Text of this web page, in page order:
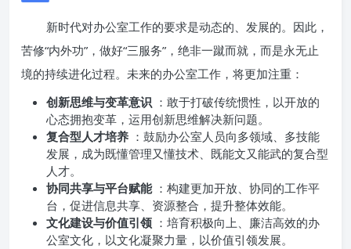
新时代对办公室工作的要求是动态的、发展的。因此，
苦修“内外功”，做好“三服务”，绝非一蹴而就，而是永无止
境的持续进化过程。未来的办公室工作，将更加注重：
创新思维与变革意识 ：敢于打破传统惯性，以开放的
心态拥抱变革，运用创新思维解决新问题。
复合型人才培养 ：鼓励办公室人员向多领域、多技能
发展，成为既懂管理又懂技术、既能文又能武的复合型
人才。
协同共享与平台赋能 ：构建更加开放、协同的工作平
台，促进信息共享、资源整合，提升整体效能。
文化建设与价值引领 ：培育积极向上、廉洁高效的办
公室文化，以文化凝聚力量，以价值引领发展。